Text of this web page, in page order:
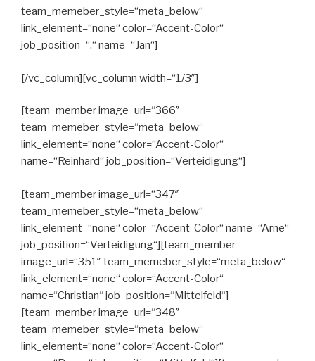
team_memeber_style=“meta_below“
link_element=“none“ color=“Accent-Color“
job_position=“.“ name=“Jan“]
[/vc_column][vc_column width=“1/3″]
[team_member image_url=“366″
team_memeber_style=“meta_below“
link_element=“none“ color=“Accent-Color“
name=“Reinhard“ job_position=“Verteidigung“]
[team_member image_url=“347″
team_memeber_style=“meta_below“
link_element=“none“ color=“Accent-Color“ name=“Arne“
job_position=“Verteidigung“][team_member
image_url=“351″ team_memeber_style=“meta_below“
link_element=“none“ color=“Accent-Color“
name=“Christian“ job_position=“Mittelfeld“]
[team_member image_url=“348″
team_memeber_style=“meta_below“
link_element=“none“ color=“Accent-Color“